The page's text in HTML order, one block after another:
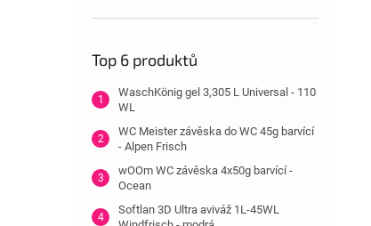
Top 6 produktů
WaschKönig gel 3,305 L Universal - 110
WL
WC Meister závěska do WC 45g barvící
- Alpen Frisch
wOOm WC závěska 4x50g barvící -
Ocean
Softlan 3D Ultra aviváž 1L-45WL